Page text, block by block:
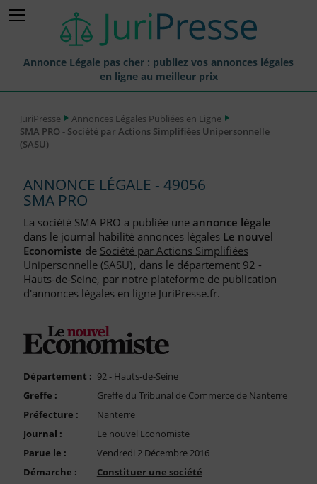
Annonce Légale pas cher : publiez vos annonces légales
en ligne au meilleur prix
Annonces Légales Publiées
Journaux Habilités (JAL) Annonces Légales
Liste des Greffes
Liste des CCI
Le Blog pour les Entreprises
Nous Contacter
Compte PRO
JuriPresse
Annonces Légales Publiées en Ligne
SMA PRO - Société par Actions Simplifiées Unipersonnelle
(SASU)
ANNONCE LÉGALE - 49056
SMA PRO
La société SMA PRO a publiée une annonce légale
dans le journal habilité annonces légales Le nouvel
Economiste de Société par Actions Simplifiées
Unipersonnelle (SASU), dans le département 92 -
Hauts-de-Seine, par notre plateforme de publication
d'annonces légales en ligne JuriPresse.fr.
Département : 92 - Hauts-de-Seine
Greffe :
Greffe du Tribunal de Commerce de Nanterre
Préfecture :
Nanterre
Journal :
Le nouvel Economiste
Parue le :
Vendredi 2 Décembre 2016
Démarche :
Constituer une société